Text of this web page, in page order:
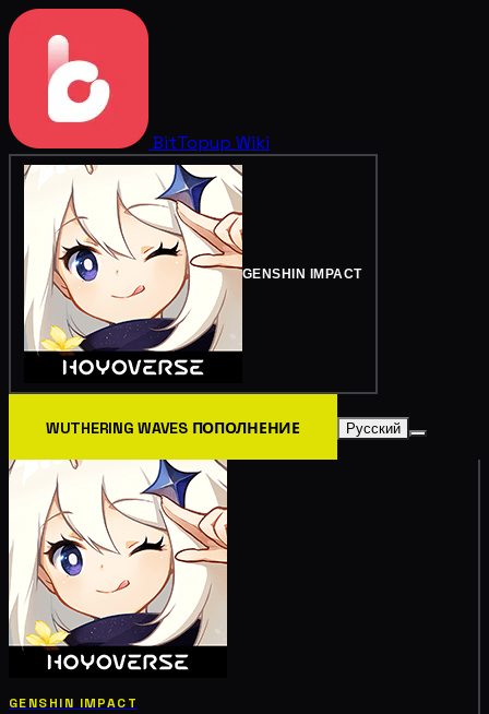
BitTopup Wiki
GENSHIN IMPACT
WUTHERING WAVES ПОПОЛНЕНИЕ Русский
GENSHIN IMPACT